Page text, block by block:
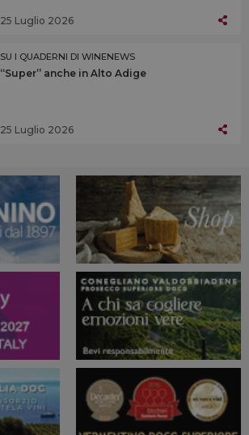
25 Luglio 2026
SU I QUADERNI DI WINENEWS
“Super” anche in Alto Adige
25 Luglio 2026